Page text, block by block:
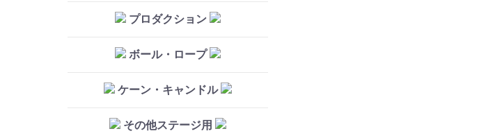
プロダクション
ボール・ロープ
ケーン・キャンドル
その他ステージ用